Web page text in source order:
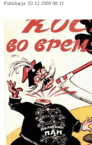
Publikacja: 02.12.2009 08:11